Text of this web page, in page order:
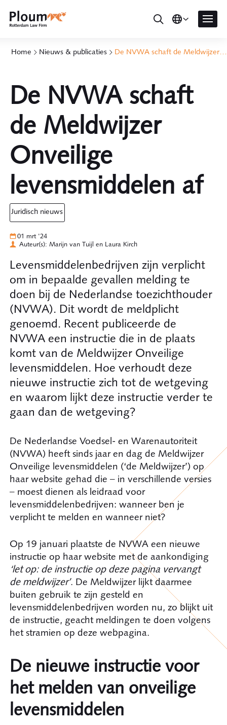
Home Nieuws & publicaties De NVWA schaft de Meldwijzer Onveilige levensmiddelen af
De NVWA schaft
de Meldwijzer
Onveilige
levensmiddelen af
juridisch nieuws
01 mrt '24
Auteur(s): Marijn van Tuijl en Laura Kirch
Levensmiddelenbedrijven zijn verplicht
om in bepaalde gevallen melding te
doen bij de Nederlandse toezichthouder
(NVWA). Dit wordt de meldplicht
genoemd. Recent publiceerde de
NVWA een instructie die in de plaats
komt van de Meldwijzer Onveilige
levensmiddelen. Hoe verhoudt deze
nieuwe instructie zich tot de wetgeving
en waarom lijkt deze instructie verder te
gaan dan de wetgeving?
De Nederlandse Voedsel- en Warenautoriteit
(NVWA) heeft sinds jaar en dag de Meldwijzer
Onveilige levensmiddelen (‘de Meldwijzer’) op
haar website gehad die – in verschillende versies
– moest dienen als leidraad voor
levensmiddelenbedrijven: wanneer ben je
verplicht te melden en wanneer niet?
Op 19 januari plaatste de NVWA een nieuwe
instructie op haar website met de aankondiging
‘let op: de instructie op deze pagina vervangt
de meldwijzer’. De Meldwijzer lijkt daarmee
buiten gebruik te zijn gesteld en
levensmiddelenbedrijven worden nu, zo blijkt uit
de instructie, geacht meldingen te doen volgens
het stramien op deze webpagina.
De nieuwe instructie voor
het melden van onveilige
levensmiddelen